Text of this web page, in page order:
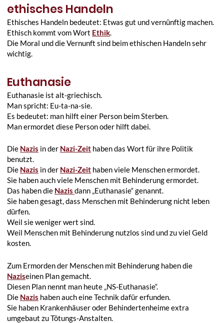
ethisches Handeln
Ethisches Handeln bedeutet: Etwas gut und vernünftig machen.
Ethisch kommt vom Wort Ethik.
Die Moral und die Vernunft sind beim ethischen Handeln sehr
wichtig.
Euthanasie
Euthanasie ist alt-griechisch.
Man spricht: Eu-ta-na-sie.
Es bedeutet: man hilft einer Person beim Sterben.
Man ermordet diese Person oder hilft dabei.
Die Nazis in der Nazi-Zeit haben das Wort für ihre Politik
benutzt.
Die Nazis in der Nazi-Zeit haben viele Menschen ermordet.
Sie haben auch viele Menschen mit Behinderung ermordet.
Das haben die Nazisdann „Euthanasie“ genannt.
Sie haben gesagt, dass Menschen mit Behinderung nicht leben
dürfen.
Weil sie weniger wert sind.
Weil Menschen mit Behinderung nutzlos sind und zu viel Geld
kosten.
Zum Ermorden der Menschen mit Behinderung haben die
Naziseinen Plan gemacht.
Diesen Plan nennt man heute „NS-Euthanasie“.
Die Nazis haben auch eine Technik dafür erfunden.
Sie haben Krankenhäuser oder Behindertenheime extra
umgebaut zu Tötungs-Anstalten.